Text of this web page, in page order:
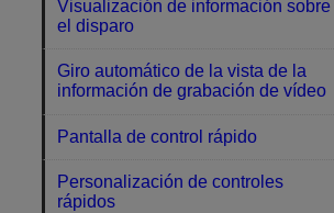
Visualización de información sobre
el disparo
Giro automático de la vista de la
información de grabación de vídeo
Pantalla de control rápido
Personalización de controles
rápidos